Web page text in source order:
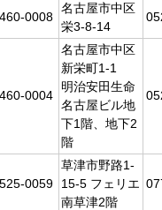
460-0008
名古屋市中区
栄3-8-14
460-0004
名古屋市中区
新栄町1-1
明治安田生命
名古屋ビル地
下1階、地下2
階
525-0059
草津市野路1-
15-5 フェリエ
南草津2階